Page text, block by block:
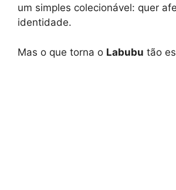
um simples colecionável: quer
identidade.
Mas o que torna o Labubu tão